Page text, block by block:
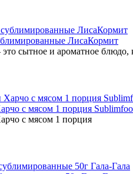
ЛисаКормит
сытное и ароматное блюдо,
с мясом 1 порция
с мясом 1 порция